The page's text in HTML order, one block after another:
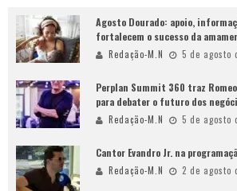
Agosto Dourado: apoio,
fortalecem o sucesso da
Redação-M.N 5 de agosto
Perplan Summit 360 traz
para debater o futuro dos
Redação-M.N 5 de agosto
Cantor Evandro Jr. na
Redação-M.N 2 de agosto